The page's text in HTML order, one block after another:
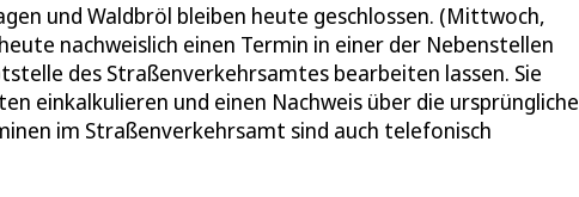
und Waldbröl bleiben heute geschlossen. (Mittwoch,
nachweislich einen Termin in einer der Nebenstellen
des Straßenverkehrsamtes bearbeiten lassen. Sie
einkalkulieren und einen Nachweis über die ursprüngliche
im Straßenverkehrsamt sind auch telefonisch